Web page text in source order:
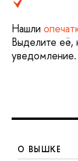
Нашли
Выделите её,
уведомление.
О ВЫШКЕ